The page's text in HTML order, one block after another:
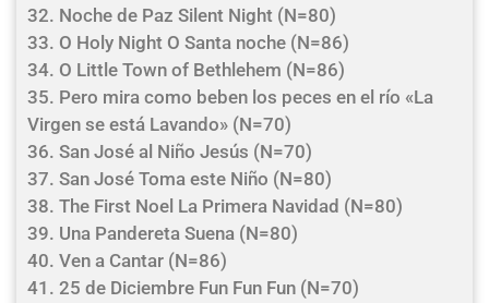
32. Noche de Paz Silent Night (N=80)
33. O Holy Night O Santa noche (N=86)
34. O Little Town of Bethlehem (N=86)
35. Pero mira como beben los peces en el río «La
Virgen se está Lavando» (N=70)
36. San José al Niño Jesús (N=70)
37. San José Toma este Niño (N=80)
38. The First Noel La Primera Navidad (N=80)
39. Una Pandereta Suena (N=80)
40. Ven a Cantar (N=86)
41. 25 de Diciembre Fun Fun Fun (N=70)